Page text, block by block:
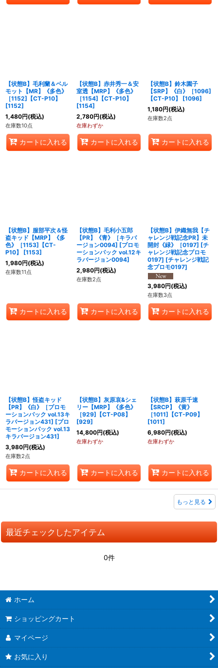
【状態B】毛利蘭＆ベル
モット【MR】《多色》
［1152]【CT-P10】
[1152]
1,480円(税込)
在庫数10点
カートに入れる
【状態B】赤井秀一＆安
室透【MRP】《多色》
［1154]【CT-P10】
[1154]
2,780円(税込)
在庫わずか
カートに入れる
【状態B】鈴木園子
【SRP】《白》［1096]
【CT-P10】
[1096]
1,180円(税込)
在庫数2点
カートに入れる
【状態B】服部平次＆怪
盗キッド【MRP】《多
色》［1153]【CT-
P10】
[1153]
1,980円(税込)
在庫数11点
カートに入れる
【状態B】毛利小五郎
【PR】《青》［キラバ
ージョン0094] [プロモ
ーションパック vol.12キ
ラバージョン0094]
2,980円(税込)
在庫数2点
カートに入れる
【状態B】伊織無我【チ
ャレンジ戦記念PR】未
開封《緑》［0197] [チ
ャレンジ戦記念プロモ
0197] [チャレンジ戦記
念プロモ0197]
3,980円(税込)
在庫数3点
カートに入れる
【状態B】怪盗キッド
【PR】《白》［プロモ
ーションパック vol.13キ
ラバージョン431] [プロ
モーションパック vol.13
キラバージョン431]
3,980円(税込)
在庫数2点
カートに入れる
【状態B】灰原哀&シェ
リー【MRP】《多色》
［929]【CT-P08】
[929]
14,800円(税込)
在庫わずか
カートに入れる
【状態B】萩原千速
【SRCP】《黄》
［1011]【CT-P09】
[1011]
6,980円(税込)
在庫わずか
カートに入れる
もっと見る
最近チェックしたアイテム
0件
ホーム
ショッピングカート
マイページ
お気に入り